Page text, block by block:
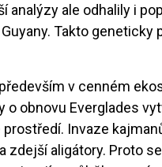
analýzy ale odhalily i
Takto
v cenném
o obnovu Everglades
Invaze
zdejší aligátory. Proto